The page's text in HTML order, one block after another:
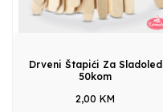
Drveni Štapići Za Sladoled
50kom
2,00 KM